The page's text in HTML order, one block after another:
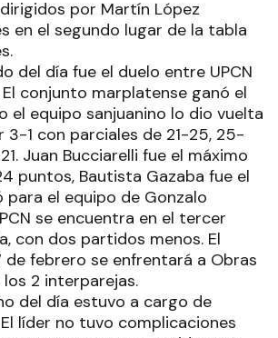
por Martín López
en el segundo lugar de la tabla
del día fue el duelo entre UPCN
conjunto marplatense ganó el
el equipo sanjuanino lo dio vuelta
3-1 con parciales de 21-25, 25-
Juan Bucciarelli fue el máximo
puntos, Bautista Gazaba fue el
para el equipo de Gonzalo
se encuentra en el tercer
con dos partidos menos. El
de febrero se enfrentará a Obras
los 2 interparejas.
del día estuvo a cargo de
líder no tuvo complicaciones